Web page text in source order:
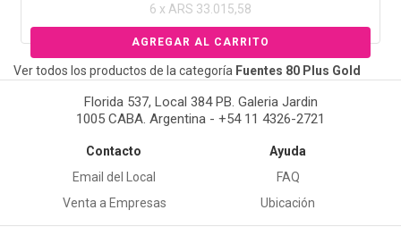
6 x ARS 33.015,58
Ver todos los productos de la categoría Fuentes 80 Plus Gold
Florida 537, Local 384 PB. Galeria Jardin
1005 CABA. Argentina - +54 11 4326-2721
Contacto
Email del Local
Venta a Empresas
Ayuda
FAQ
Ubicación